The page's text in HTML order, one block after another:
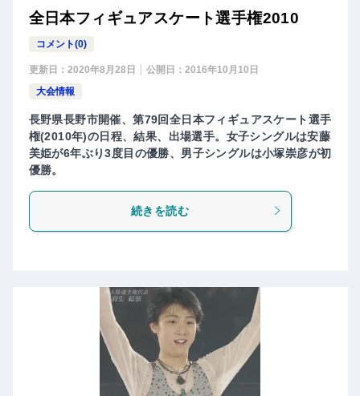
全日本フィギュアスケート選手権2010
コメント(0)
更新日： 2020年8月28日 公開日： 2016年10月10日
大会情報
長野県長野市開催、第79回全日本フィギュアスケート選手
権(2010年)の日程、結果、出場選手。女子シングルは安藤
美姫が6年ぶり3度目の優勝、男子シングルは小塚崇彦が初
優勝。
続きを読む